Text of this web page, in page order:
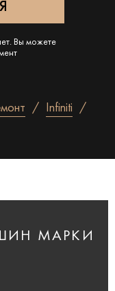
Вы можете
Infiniti
МАРКИ